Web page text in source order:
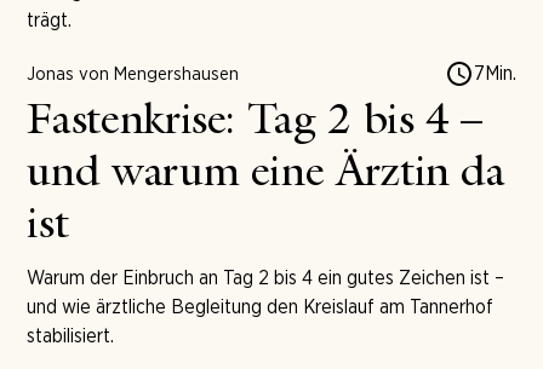
Jonas von Mengershausen 7 Min.
Fastenkrise: Tag 2 bis 4 –
und warum eine Ärztin da
ist
Warum der Einbruch an Tag 2 bis 4 ein gutes Zeichen ist –
und wie ärztliche Begleitung den Kreislauf am Tannerhof
stabilisiert.